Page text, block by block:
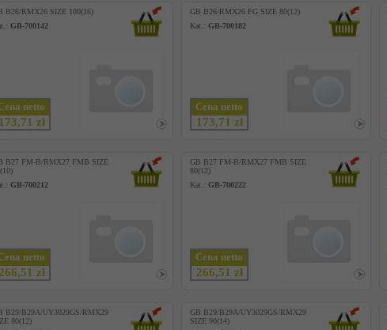
B26/RMX26 SIZE 100(16)
GB-700142
netto
173,71 zł
GB B26/RMX26 FG SIZE 80(12)
Kat.: GB-700182
Cena netto
173,71 zł
B27 FM-B/RMX27 FMB SIZE
GB-700212
netto
266,51 zł
GB B27 FM-B/RMX27 FMB SIZE
80(12)
Kat.: GB-700222
Cena netto
266,51 zł
B29/B29A/UY3029GS/RMX29
80(12)
GB B29/B29A/UY3029GS/RMX29
SIZE 90(14)